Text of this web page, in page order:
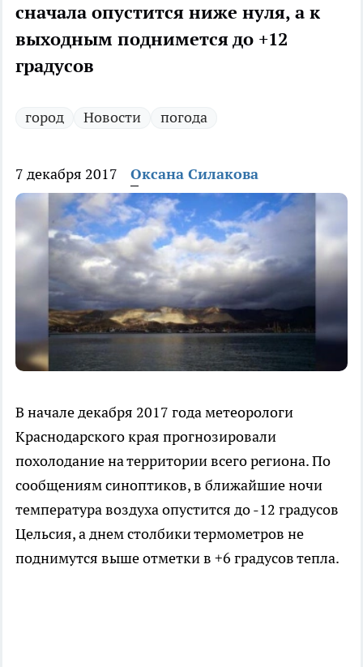
сначала опустится ниже нуля, а к
выходным поднимется до +12
градусов
город Новости погода
7 декабря 2017 Оксана Силакова
В начале декабря 2017 года метеорологи
Краснодарского края прогнозировали
похолодание на территории всего региона. По
сообщениям синоптиков, в ближайшие ночи
температура воздуха опустится до -12 градусов
Цельсия, а днем столбики термометров не
поднимутся выше отметки в +6 градусов тепла.